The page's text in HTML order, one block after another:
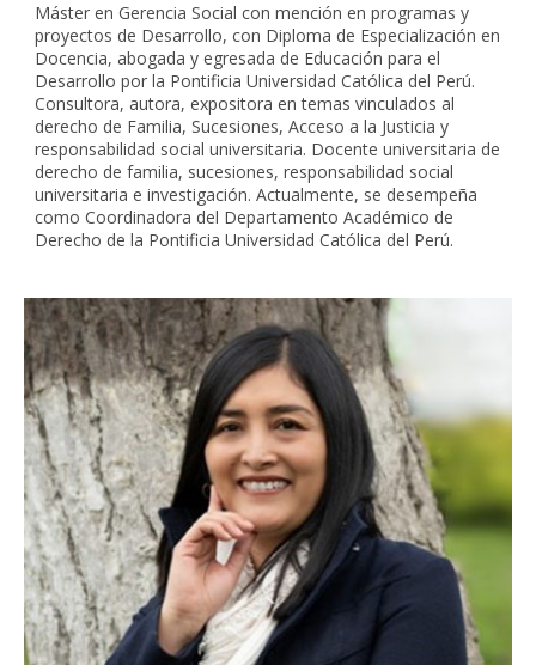
Máster en Gerencia Social con mención en programas y
proyectos de Desarrollo, con Diploma de Especialización en
Docencia, abogada y egresada de Educación para el
Desarrollo por la Pontificia Universidad Católica del Perú.
Consultora, autora, expositora en temas vinculados al
derecho de Familia, Sucesiones, Acceso a la Justicia y
responsabilidad social universitaria. Docente universitaria de
derecho de familia, sucesiones, responsabilidad social
universitaria e investigación. Actualmente, se desempeña
como Coordinadora del Departamento Académico de
Derecho de la Pontificia Universidad Católica del Perú.